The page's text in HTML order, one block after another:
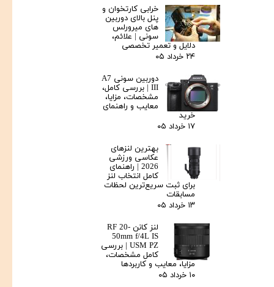
خرابی کارتخوان و
پنل بالای دوربین‌
های میرورلس
سونی | علائم،
دلایل و تعمیر تخصصی
۲۴ خرداد ۰۵
دوربین سونی A7
III | بررسی کامل،
مشخصات، مزایا،
معایب و راهنمای
خرید
۱۷ خرداد ۰۵
بهترین لنزهای
عکاسی ورزشی
2026 | راهنمای
کامل انتخاب لنز
برای ثبت سریع‌ترین لحظات
مسابقات
۱۳ خرداد ۰۵
لنز کانن RF 20-
50mm f/4L IS
USM PZ | بررسی
کامل مشخصات،
مزایا، معایب و کاربردها
۱۰ خرداد ۰۵